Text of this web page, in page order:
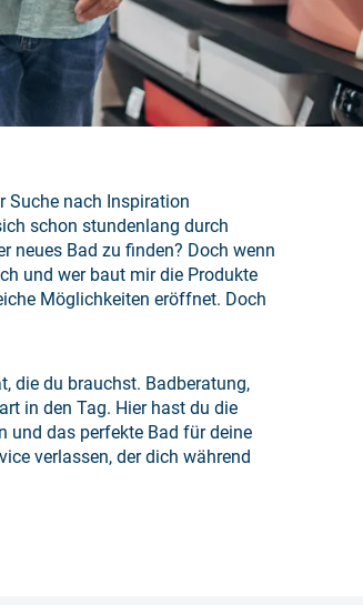
Suche nach Inspiration
schon stundenlang durch
neues Bad zu finden? Doch wenn
und wer baut mir die Produkte
Möglichkeiten eröffnet. Doch
die du brauchst. Badberatung,
in den Tag. Hier hast du die
und das perfekte Bad für deine
verlassen, der dich während